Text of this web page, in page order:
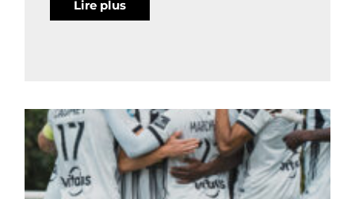
Lire plus